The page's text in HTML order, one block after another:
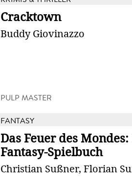
Cracktown
Buddy Giovinazzo
PULP MASTER
FANTASY
Das Feuer des
Fantasy-Spielbuch
Christian Sußner, Florian